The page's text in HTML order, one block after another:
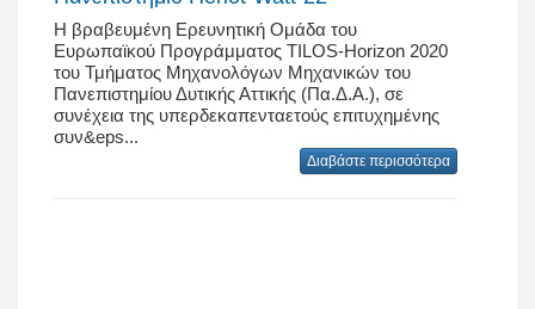
Η βραβευμένη Ερευνητική Ομάδα του
Ευρωπαϊκού Προγράμματος TILOS-Horizon 2020
του Τμήματος Μηχανολόγων Μηχανικών του
Πανεπιστημίου Δυτικής Αττικής (Πα.Δ.Α.), σε
συνέχεια της υπερδεκαπενταετούς επιτυχημένης
συν&eps...
Διαβάστε περισσότερα